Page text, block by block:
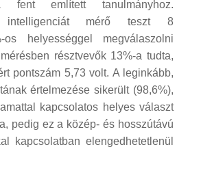
fent említett tanulmányhoz.
mérő teszt 8
os helyességgel megválaszolni
résztvevők 13%-a tudta,
pontszám 5,73 volt. A leginkább,
értelmezése sikerült (98,6%),
kapcsolatos helyes választ
pedig ez a közép- és hosszútávú
kapcsolatban elengedhetetlenül